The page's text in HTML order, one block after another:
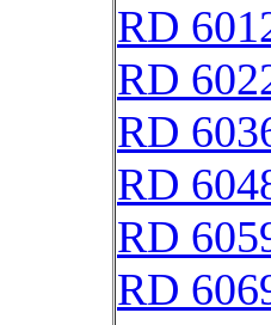
RD
RD
RD
RD
RD
RD